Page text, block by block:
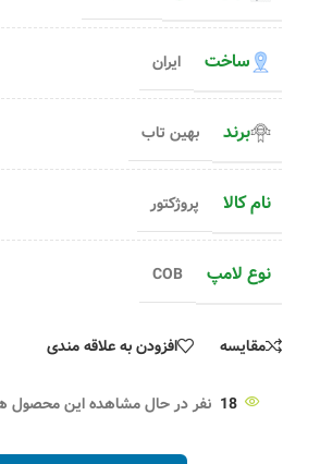
ساخت ایران
برند بهین تاب
نام کالا پروژکتور
نوع لامپ COB
مقایسه افزودن به علاقه مندی
18 نفر در حال مشاهده این محصول